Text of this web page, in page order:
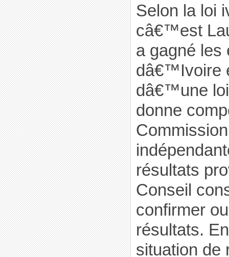
Selon la loi
câ€™est
a gagné les
dâ€™Ivoire
dâ€™une
donne
résultats
Conseil
confirmer
résultats.
situation de